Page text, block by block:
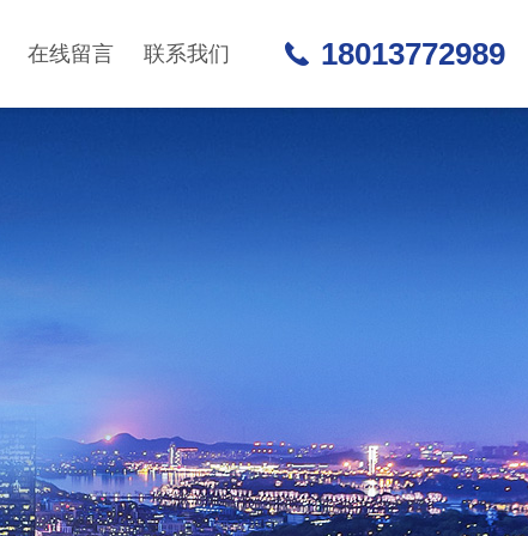
在线留言 联系我们 18013772989